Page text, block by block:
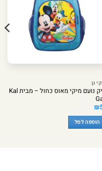
גן
תיק נועם מיקי מאוס כחול – מבית Kal
₪
הוספה לסל